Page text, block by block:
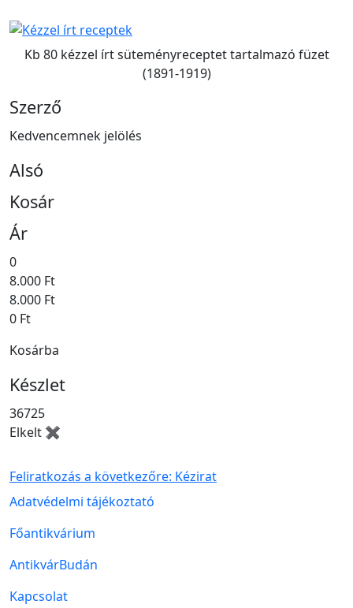
Kb 80 kézzel írt süteményreceptet tartalmazó füzet
(1891-1919)
Szerző
Kedvencemnek jelölés
Alsó
Kosár
Ár
0
8.000 Ft
8.000 Ft
0 Ft
Kosárba
Készlet
36725
Elkelt ✖
Feliratkozás a következőre: Kézirat
Lábléc menü
Adatvédelmi tájékoztató
Főantikvárium
AntikvárBudán
Kapcsolat